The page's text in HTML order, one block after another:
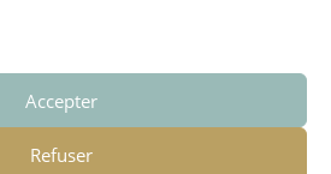
Accepter
Refuser